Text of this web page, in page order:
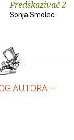
Predskazivač 2
Sonja Smolec
AUTORA –